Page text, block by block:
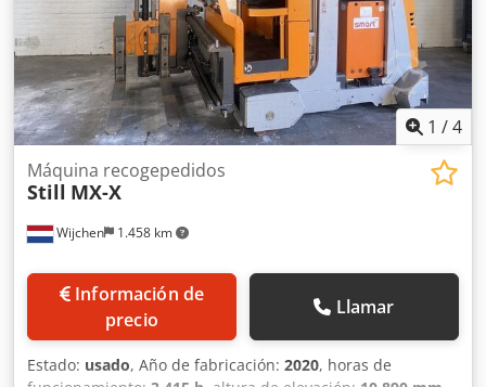
1 /4
Wijchen 1.458 km
Máquina recogepedidos
Still MX-X
Información de
precio
Llamar
Estado: usado, Año de fabricación: 2020, horas de